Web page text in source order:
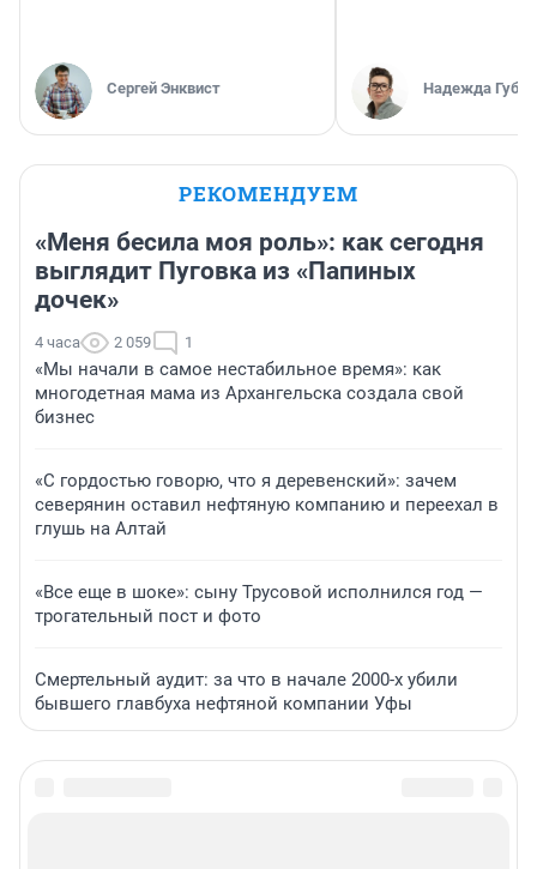
Сергей Энквист Надежда
РЕКОМЕНДУЕМ
«Меня бесила моя роль»: как сегодня
выглядит Пуговка из «Папиных
дочек»
4 часа 2 059 1
«Мы начали в самое нестабильное время»: как
многодетная мама из Архангельска создала свой
бизнес
«С гордостью говорю, что я деревенский»: зачем
северянин оставил нефтяную компанию и переехал в
глушь на Алтай
«Все еще в шоке»: сыну Трусовой исполнился год —
трогательный пост и фото
Смертельный аудит: за что в начале 2000-х убили
бывшего главбуха нефтяной компании Уфы